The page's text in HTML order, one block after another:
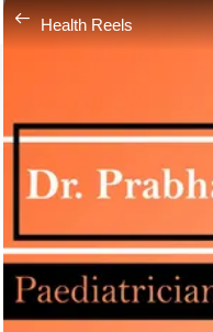
Health Reels